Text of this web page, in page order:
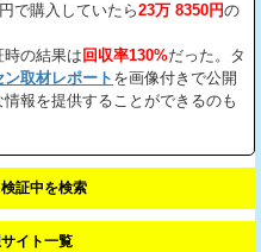
で購入していたら23万 8350円の
の結果は 回収率130%だった。タ
取材レポート を画像付きで公開
報を提供することができるのも
証中を検索
イト一覧